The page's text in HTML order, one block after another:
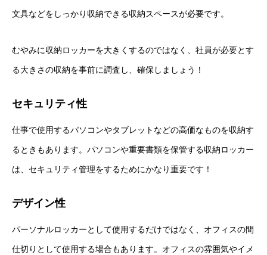
文具などをしっかり収納できる収納スペースが必要です。
むやみに収納ロッカーを大きくするのではなく、社員が必要とす
る大きさの収納を事前に調査し、確保しましょう！
セキュリティ性
仕事で使用するパソコンやタブレットなどの高価なものを収納す
るときもあります。パソコンや重要書類を保管する収納ロッカー
は、セキュリティ管理をするためにかなり重要です！
デザイン性
パーソナルロッカーとして使用するだけではなく、オフィスの間
仕切りとして使用する場合もあります。オフィスの雰囲気やイメ